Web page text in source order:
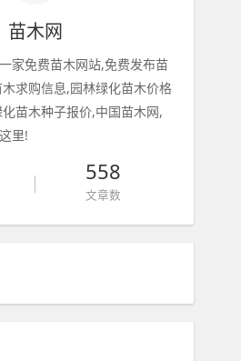
苗木网
家免费苗木网站,免费发布苗
求购信息,园林绿化苗木价格
苗木种子报价,中国苗木网,
里!
558
文章数